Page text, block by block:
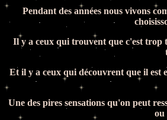
Pendant des années nous vivons
Il y a ceux qui trouvent que c'est trop
Et il y a ceux qui découvrent que il est
Une des pires sensations qu'on peut
ou